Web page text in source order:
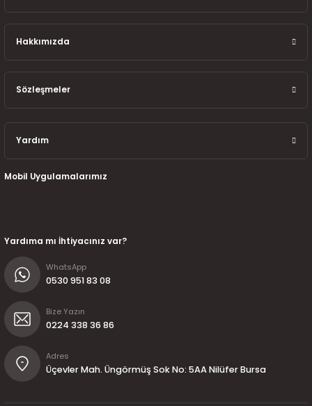
Hakkımızda
Sözleşmeler
Yardım
Mobil Uygulamalarımız
Yardıma mı İhtiyacınız var?
WhatsApp
0530 951 83 08
Bize Yazın
0224 338 36 86
Adres
Üçevler Mah. Üngörmüş Sok No: 5AA Nilüfer Bursa